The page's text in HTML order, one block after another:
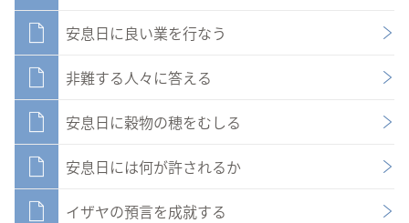
安息日に良い業を行なう
非難する人々に答える
安息日に穀物の穂をむしる
安息日には何が許されるか
イザヤの預言を成就する